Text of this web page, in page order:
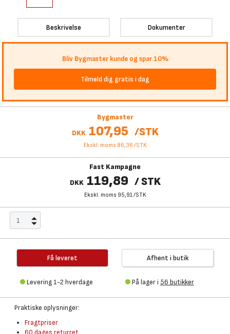
Beskrivelse Dokumenter
Bliv Bygmaster kunde og spar 10%
Tilmeld dig gratis i dag
Bygmaster
DKK 107,95 /STK
Ekskl. moms 86,36 /STK
Fast Kampagne
DKK 119,89 / STK
Ekskl. moms 95,91/STK
Få leveret
Levering 1-2 hverdage
Afhent i butik
På lager i 56 butikker
Praktiske oplysninger:
Fragtpriser
60 dages returret